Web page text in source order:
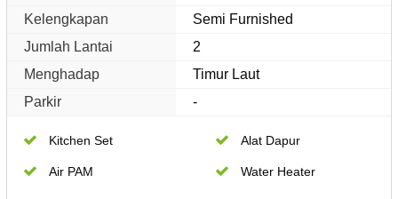
Kelengkapan
Semi Furnished
Jumlah Lantai
2
Menghadap
Timur Laut
Parkir
-
Kitchen Set Alat Dapur
Air PAM Water Heater